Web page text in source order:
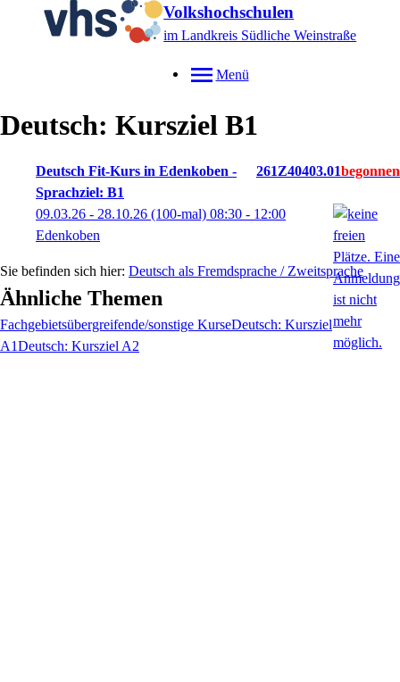
Volkshochschulen
im Landkreis Südliche Weinstraße
Menü
Deutsch: Kursziel B1
Deutsch Fit-Kurs in Edenkoben -
Sprachziel: B1
261Z40403.01
09.03.26 - 28.10.26 (100-mal) 08:30 - 12:00
Edenkoben
Deutsch als Fremdsprache / Zweitsprache
Ähnliche Themen
Fachgebietsübergreifende/sonstige KurseDeutsch: Kursziel
A1Deutsch: Kursziel A2